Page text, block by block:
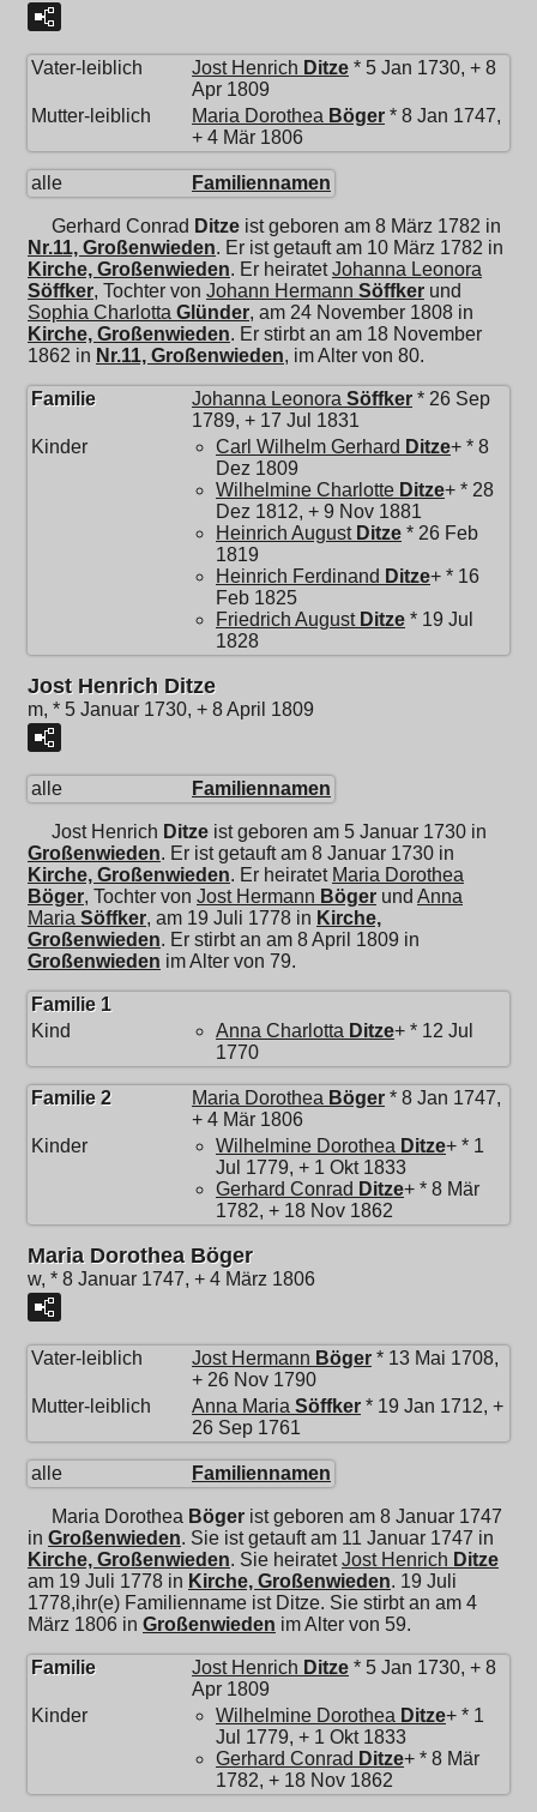
Vater-leiblich Jost Henrich Ditze * 5 Jan 1730, + 8
Apr 1809
Mutter-leiblich
Maria Dorothea Böger * 8 Jan 1747,
+ 4 Mär 1806
alle Familiennamen
Gerhard Conrad Ditze ist geboren am 8 März 1782 in
Nr.11, Großenwieden. Er ist getauft am 10 März 1782 in
Kirche, Großenwieden. Er heiratetJohanna Leonora
Söffker, Tochter von Johann Hermann Söffker und
Sophia Charlotta Glünder, am 24 November 1808 in
Kirche, Großenwieden. Er stirbt an am 18 November
1862 in Nr.11, Großenwieden, im Alter von 80.
Familie Johanna Leonora Söffker * 26 Sep
1789, + 17 Jul 1831
Kinder
Carl Wilhelm Gerhard Ditze+ * 8
Dez 1809
Wilhelmine Charlotte Ditze+ * 28
Dez 1812, + 9 Nov 1881
Heinrich August Ditze * 26 Feb
1819
Heinrich Ferdinand Ditze+ * 16
Feb 1825
Friedrich August Ditze * 19 Jul
1828
Jost Henrich Ditze
m, * 5 Januar 1730, + 8 April 1809
alle Familiennamen
Jost Henrich Ditze ist geboren am 5 Januar 1730 in
Großenwieden. Er ist getauft am 8 Januar 1730 in
Kirche, Großenwieden. Er heiratet Maria Dorothea
Böger, Tochter von Jost Hermann Böger und Anna
Maria Söffker, am 19 Juli 1778 in Kirche,
Großenwieden. Er stirbt an am 8 April 1809 in
Großenwieden im Alter von 79.
Familie 1
Kind
Anna Charlotta Ditze+ * 12 Jul
1770
Familie 2 Maria Dorothea Böger * 8 Jan 1747,
+ 4 Mär 1806
Kinder
Wilhelmine Dorothea Ditze+ * 1
Jul 1779, + 1 Okt 1833
Gerhard Conrad Ditze+ * 8 Mär
1782, + 18 Nov 1862
Maria Dorothea Böger
w, * 8 Januar 1747, + 4 März 1806
Vater-leiblich Jost Hermann Böger * 13 Mai 1708,
+ 26 Nov 1790
Mutter-leiblich
Anna Maria Söffker * 19 Jan 1712, +
26 Sep 1761
alle Familiennamen
Maria Dorothea Böger ist geboren am 8 Januar 1747
in Großenwieden. Sie ist getauft am 11 Januar 1747 in
Kirche, Großenwieden. Sie heiratetJost Henrich Ditze
am 19 Juli 1778 in Kirche, Großenwieden. 19 Juli
1778,ihr(e) Familienname ist Ditze. Sie stirbt an am 4
März 1806 in Großenwieden im Alter von 59.
Familie Jost Henrich Ditze * 5 Jan 1730, + 8
Apr 1809
Kinder
Wilhelmine Dorothea Ditze+ * 1
Jul 1779, + 1 Okt 1833
Gerhard Conrad Ditze+ * 8 Mär
1782, + 18 Nov 1862